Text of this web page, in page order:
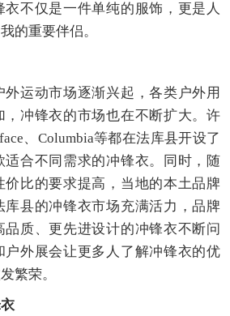
不仅是一件单纯的服饰，更是人
的重要伴侣。
运动市场逐渐兴起，各类户外用
，冲锋衣的市场也在不断扩大。许
、Columbia等都在法库县开设了
适合不同需求的冲锋衣。同时，随
价比的要求提高，当地的本土品牌
库县的冲锋衣市场充满活力，品牌
质、更先进设计的冲锋衣不断问
户外展会让更多人了解冲锋衣的优
繁荣。